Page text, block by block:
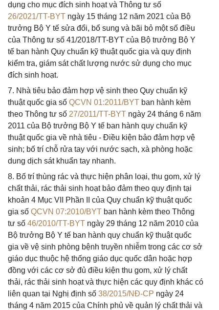
dụng cho mục đích sinh hoạt và Thông tư số
26/2021/TT-BYT ngày 15 tháng 12 năm 2021 của Bộ
trưởng Bộ Y tế sửa đổi, bổ sung và bãi bỏ một số điều
của Thông tư số 41/2018/TT-BYT của Bộ trưởng Bộ Y
tế ban hành Quy chuẩn kỹ thuật quốc gia và quy định
kiểm tra, giám sát chất lượng nước sử dụng cho mục
đích sinh hoạt.
7. Nhà tiêu bảo đảm hợp vệ sinh theo Quy chuẩn kỹ
thuật quốc gia số QCVN 01:2011/BYT ban hành kèm
theo Thông tư số 27/2011/TT-BYT ngày 24 tháng 6 năm
2011 của Bộ trưởng Bộ Y tế ban hành quy chuẩn kỹ
thuật quốc gia về nhà tiêu - Điều kiện bảo đảm hợp vệ
sinh; bố trí chỗ rửa tay với nước sạch, xà phòng hoặc
dung dịch sát khuẩn tay nhanh.
8. Bố trí thùng rác và thực hiện phân loại, thu gom, xử lý
chất thải, rác thải sinh hoạt bảo đảm theo quy định tại
khoản 4 Mục VII Phần II của Quy chuẩn kỹ thuật quốc
gia số QCVN 07:2010/BYT ban hành kèm theo Thông
tư số 46/2010/TT-BYT ngày 29 tháng 12 năm 2010 của
Bộ trưởng Bộ Y tế ban hành quy chuẩn kỹ thuật quốc
gia về vệ sinh phòng bệnh truyền nhiễm trong các cơ sở
giáo dục thuộc hệ thống giáo dục quốc dân hoặc hợp
đồng với các cơ sở đủ điều kiện thu gom, xử lý chất
thải, rác thải sinh hoạt và thực hiện các quy định khác có
liên quan tại Nghị định số 38/2015/NĐ-CP ngày 24
tháng 4 năm 2015 của Chính phủ về quản lý chất thải và